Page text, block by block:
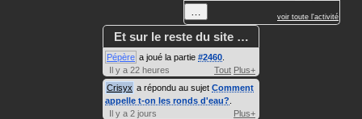
voir toute l'activité
Et sur le reste du site …
Pépère a joué la partie #2460
Il y a 22 heures
Tout Plus+
Crisyx a répondu au sujet Comment
appelle t-on les ronds d'eau?
Il y a 2 jours
Plus+